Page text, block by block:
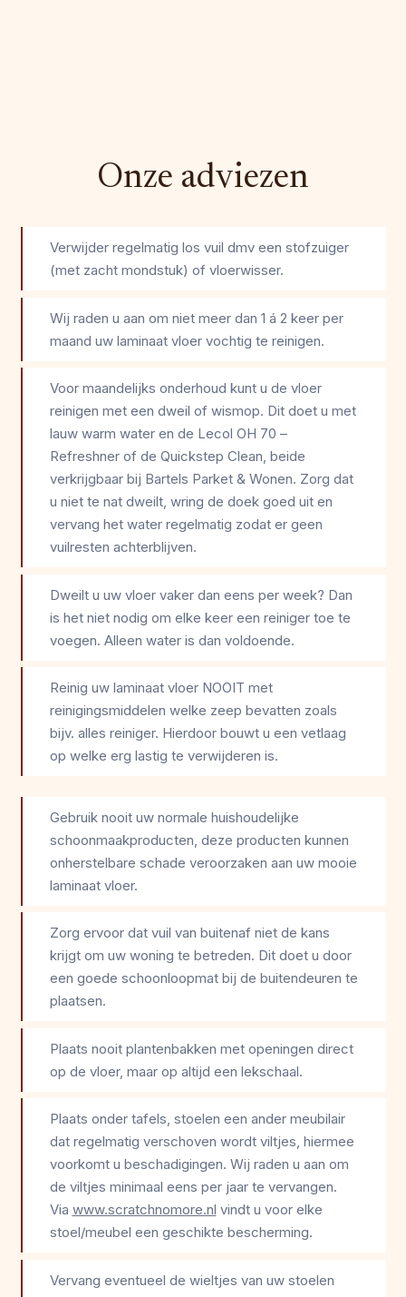
Onze adviezen
Verwijder regelmatig los vuil dmv een stofzuiger
(met zacht mondstuk) of vloerwisser.
Wij raden u aan om niet meer dan 1 á 2 keer per
maand uw laminaat vloer vochtig te reinigen.
Voor maandelijks onderhoud kunt u de vloer
reinigen met een dweil of wismop. Dit doet u met
lauw warm water en de Lecol OH 70 –
Refreshner of de Quickstep Clean, beide
verkrijgbaar bij Bartels Parket & Wonen. Zorg dat
u niet te nat dweilt, wring de doek goed uit en
vervang het water regelmatig zodat er geen
vuilresten achterblijven.
Dweilt u uw vloer vaker dan eens per week? Dan
is het niet nodig om elke keer een reiniger toe te
voegen. Alleen water is dan voldoende.
Reinig uw laminaat vloer NOOIT met
reinigingsmiddelen welke zeep bevatten zoals
bijv. alles reiniger. Hierdoor bouwt u een vetlaag
op welke erg lastig te verwijderen is.
Gebruik nooit uw normale huishoudelijke
schoonmaakproducten, deze producten kunnen
onherstelbare schade veroorzaken aan uw mooie
laminaat vloer.
Zorg ervoor dat vuil van buitenaf niet de kans
krijgt om uw woning te betreden. Dit doet u door
een goede schoonloopmat bij de buitendeuren te
plaatsen.
Plaats nooit plantenbakken met openingen direct
op de vloer, maar op altijd een lekschaal.
Plaats onder tafels, stoelen een ander meubilair
dat regelmatig verschoven wordt viltjes, hiermee
voorkomt u beschadigingen. Wij raden u aan om
de viltjes minimaal eens per jaar te vervangen.
Via www.scratchnomore.nl vindt u voor elke
stoel/meubel een geschikte bescherming.
Vervang eventueel de wieltjes van uw stoelen